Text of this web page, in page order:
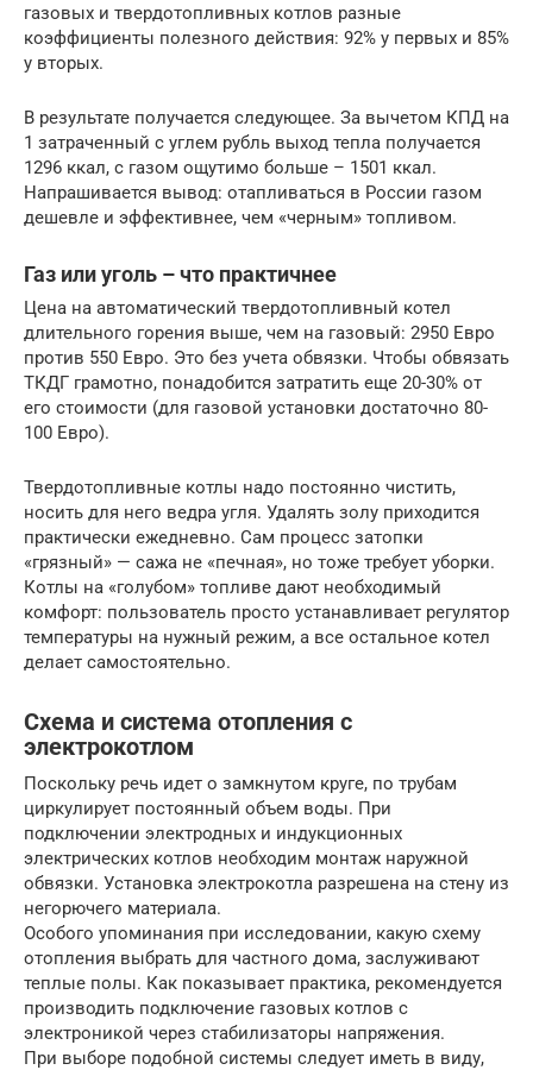
газовых и твердотопливных котлов разные
коэффициенты полезного действия: 92% у первых и 85%
у вторых.
В результате получается следующее. За вычетом КПД на
1 затраченный с углем рубль выход тепла получается
1296 ккал, с газом ощутимо больше – 1501 ккал.
Напрашивается вывод: отапливаться в России газом
дешевле и эффективнее, чем «черным» топливом.
Газ или уголь – что практичнее
Цена на автоматический твердотопливный котел
длительного горения выше, чем на газовый: 2950 Евро
против 550 Евро. Это без учета обвязки. Чтобы обвязать
ТКДГ грамотно, понадобится затратить еще 20-30% от
его стоимости (для газовой установки достаточно 80-
100 Евро).
Твердотопливные котлы надо постоянно чистить,
носить для него ведра угля. Удалять золу приходится
практически ежедневно. Сам процесс затопки
«грязный» — сажа не «печная», но тоже требует уборки.
Котлы на «голубом» топливе дают необходимый
комфорт: пользователь просто устанавливает регулятор
температуры на нужный режим, а все остальное котел
делает самостоятельно.
Схема и система отопления с
электрокотлом
Поскольку речь идет о замкнутом круге, по трубам
циркулирует постоянный объем воды. При
подключении электродных и индукционных
электрических котлов необходим монтаж наружной
обвязки. Установка электрокотла разрешена на стену из
негорючего материала.
Особого упоминания при исследовании, какую схему
отопления выбрать для частного дома, заслуживают
теплые полы. Как показывает практика, рекомендуется
производить подключение газовых котлов с
электроникой через стабилизаторы напряжения.
При выборе подобной системы следует иметь в виду,